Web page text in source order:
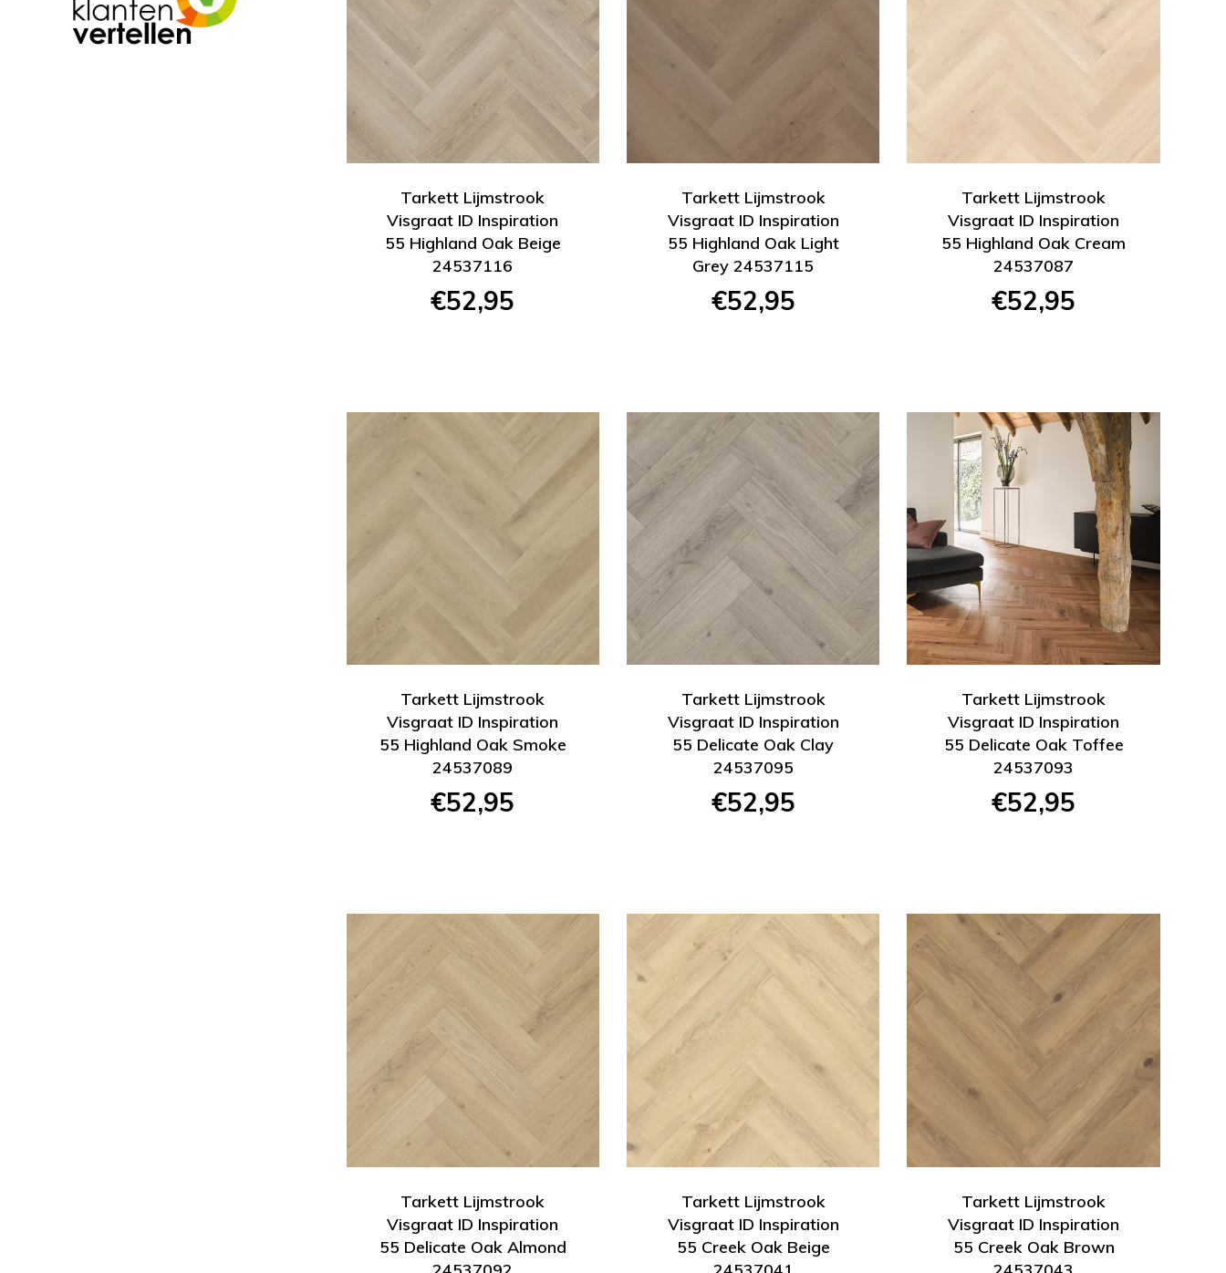
Tarkett Lijmstrook
Visgraat ID Inspiration
55 Highland Oak Beige
24537116
€52,95
Tarkett Lijmstrook
Visgraat ID Inspiration
55 Highland Oak Light
Grey 24537115
€52,95
Tarkett Lijmstrook
Visgraat ID Inspiration
55 Highland Oak Cream
24537087
€52,95
Tarkett Lijmstrook
Visgraat ID Inspiration
55 Highland Oak Smoke
24537089
€52,95
Tarkett Lijmstrook
Visgraat ID Inspiration
55 Delicate Oak Clay
24537095
€52,95
Tarkett Lijmstrook
Visgraat ID Inspiration
55 Delicate Oak Toffee
24537093
€52,95
Tarkett Lijmstrook
Visgraat ID Inspiration
55 Delicate Oak Almond
Tarkett Lijmstrook
Visgraat ID Inspiration
55 Creek Oak Beige
Tarkett Lijmstrook
Visgraat ID Inspiration
55 Creek Oak Brown